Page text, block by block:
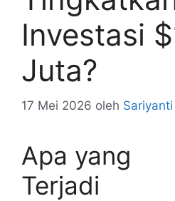
Investasi
Juta?
17 Mei 2026 oleh
Apa yang
Terjadi